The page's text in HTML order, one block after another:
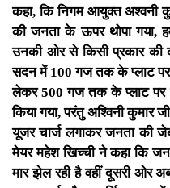
कहा, कि निगम आयुक्त अश्वनी
की जनता के ऊपर थोपा गया,
उनकी ओर से किसी प्रकार की
सदन में 100 गज तक के प्लाट
लेकर 500 गज तक के प्लाट पर
किया गया, परंतु अश्विनी कुमार
यूजर चार्ज लगाकर जनता की
मेयर महेश खिच्ची ने कहा कि
मार झेल रही है वहीं दूसरी ओर